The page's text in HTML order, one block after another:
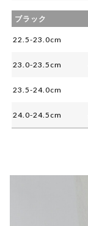
ブラック
22.5-23.0cm
23.0-23.5cm
23.5-24.0cm
24.0-24.5cm